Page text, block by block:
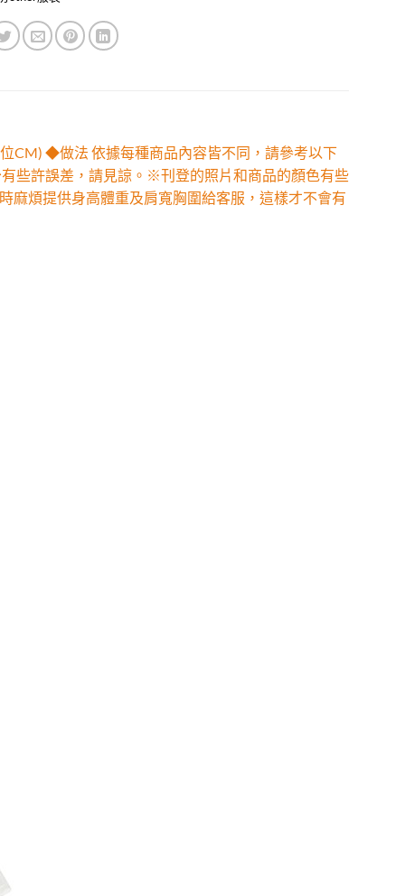
CM) ◆做法 依據每種商品內容皆不同，請參考以下
些許誤差，請見諒。※刊登的照片和商品的顏色有些
煩提供身高體重及肩寬胸圍給客服，這樣才不會有